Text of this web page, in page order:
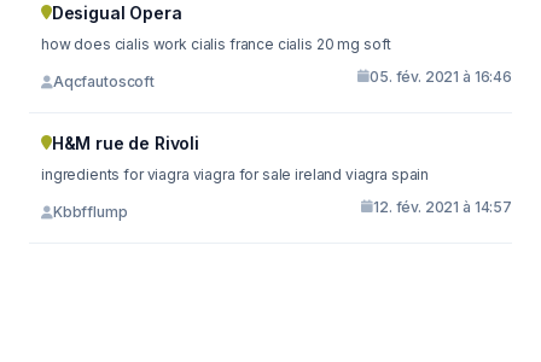
Desigual Opera
how does cialis work cialis france cialis 20 mg soft
Aqcfautoscoft 05. fév. 2021 à 16:46
H&M rue de Rivoli
ingredients for viagra viagra for sale ireland viagra spain
Kbbfflump 12. fév. 2021 à 14:57